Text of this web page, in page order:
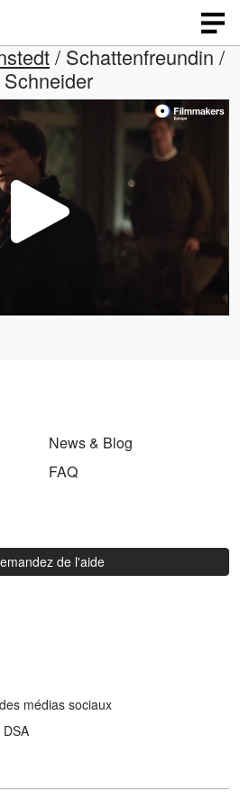
/ Schattenfreundin /
Lire
la
News & Blog
FAQ
de l'aide
médias sociaux